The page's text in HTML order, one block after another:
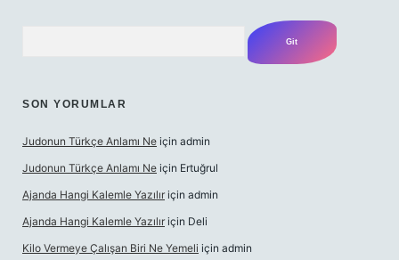
SON YORUMLAR
Judonun Türkçe Anlamı Ne için admin
Judonun Türkçe Anlamı Ne için Ertuğrul
Ajanda Hangi Kalemle Yazılır için admin
Ajanda Hangi Kalemle Yazılır için Deli
Kilo Vermeye Çalışan Biri Ne Yemeli için admin